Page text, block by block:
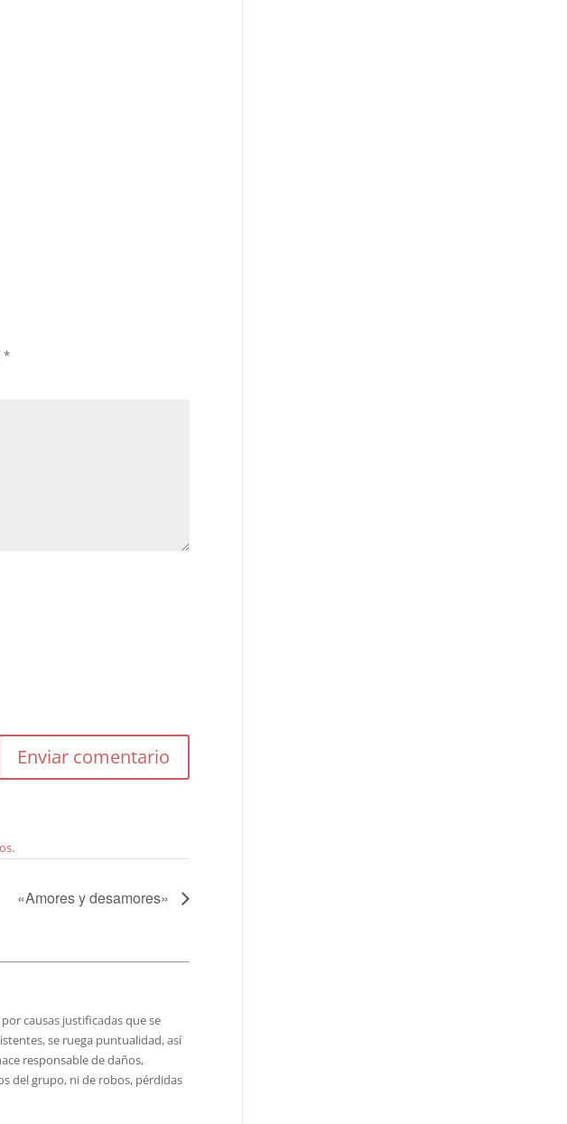
*
«Amores y desamores»
causas justificadas que se
se ruega puntualidad, así
responsable de daños,
del grupo, ni de robos, pérdidas